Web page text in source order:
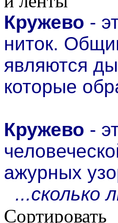
Кружево -
ниток.
являются
которые
Кружево -
ажурных
...сколько
Сортировать